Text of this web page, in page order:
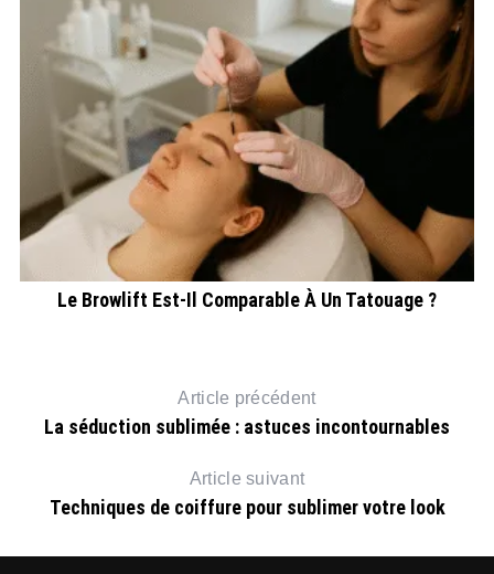
Le Browlift Est-Il Comparable À Un Tatouage ?
Article précédent
La séduction sublimée : astuces incontournables
Article suivant
Techniques de coiffure pour sublimer votre look